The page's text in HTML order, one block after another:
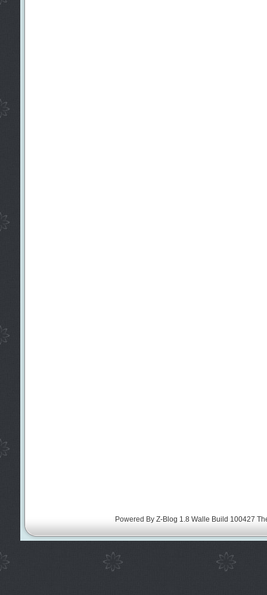
Powered By Z-Blog 1.8 Walle Build 100427